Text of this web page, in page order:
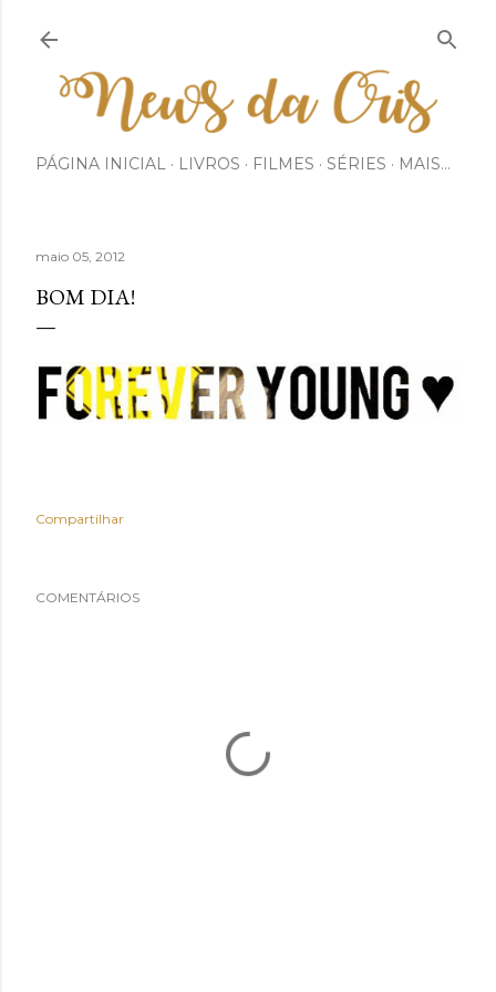
PÁGINA INICIAL LIVROS FILMES SÉRIES MAIS…
maio 05, 2012
BOM DIA!
Compartilhar
COMENTÁRIOS